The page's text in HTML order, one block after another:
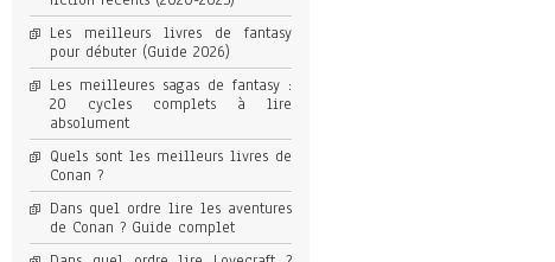
Les meilleurs livres de fantasy
pour débuter (Guide 2026)
Les meilleures sagas de fantasy :
20 cycles complets à lire
absolument
Quels sont les meilleurs livres de
Conan ?
Dans quel ordre lire les aventures
de Conan ? Guide complet